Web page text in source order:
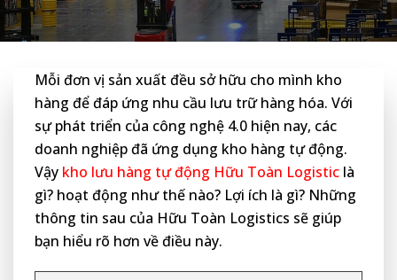
Mỗi đơn vị sản xuất đều sở hữu cho mình kho
hàng để đáp ứng nhu cầu lưu trữ hàng hóa. Với
sự phát triển của công nghệ 4.0 hiện nay, các
doanh nghiệp đã ứng dụng kho hàng tự động.
Vậy kho lưu hàng tự động Hữu Toàn Logistic là
gì? hoạt động như thế nào? Lợi ích là gì? Những
thông tin sau của Hữu Toàn Logistics sẽ giúp
bạn hiểu rõ hơn về điều này.